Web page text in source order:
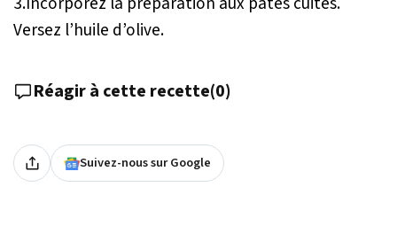
Versez l’huile d’olive.
Réagir à cette recette(0)
Suivez-nous sur Google